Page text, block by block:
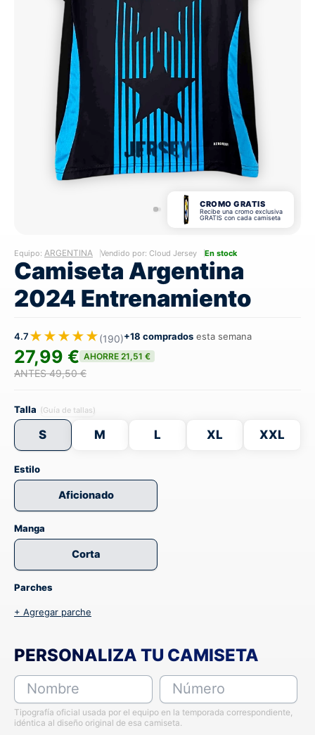
CROMO GRATIS
Recibe una cromo exclusiva
GRATIS con cada camiseta
Equipo: ARGENTINA Vendido por: Cloud Jersey En stock
Camiseta Argentina
2024 Entrenamiento
4.7★★★★★(190)+18 comprados esta semana
27,99 € AHORRE 21,51 €
ANTES 49,50 €
Talla (Guía de tallas)
S M L XL XXL
Estilo
Aficionado
Manga
Corta
Parches
+ Agregar parche
PERSONALIZA TU CAMISETA
Nombre Número
Tipografía oficial usada por el equipo en la temporada correspondiente,
idéntica al diseño original de esa camiseta.